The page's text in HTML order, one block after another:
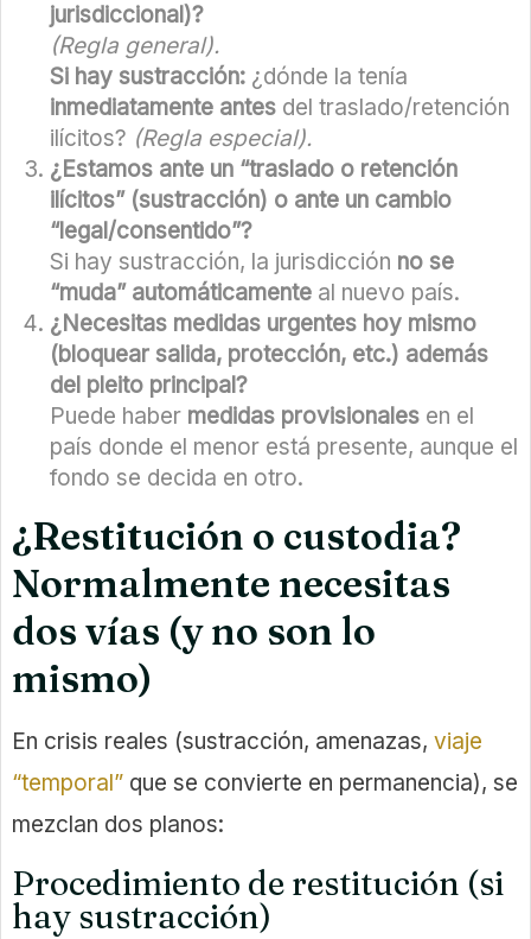
jurisdiccional)?
(Regla general).
Si hay sustracción: ¿dónde la tenía
inmediatamente antes del traslado/retención
ilícitos? (Regla especial).
¿Estamos ante un “traslado o retención
ilícitos” (sustracción) o ante un cambio
“legal/consentido”?
Si hay sustracción, la jurisdicción no se
“muda” automáticamente al nuevo país.
¿Necesitas medidas urgentes hoy mismo
(bloquear salida, protección, etc.) además
del pleito principal?
Puede haber medidas provisionales en el
país donde el menor está presente, aunque el
fondo se decida en otro.
¿Restitución o custodia?
Normalmente necesitas
dos vías (y no son lo
mismo)
En crisis reales (sustracción, amenazas, viaje
“temporal” que se convierte en permanencia), se
mezclan dos planos:
Procedimiento de restitución (si
hay sustracción)